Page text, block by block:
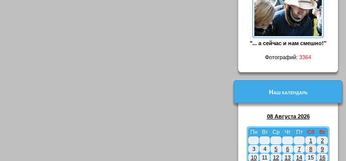
"... а сейчас и нам смешно!"
Фотографий: 3364
Наш календарь
08 Августа 2026
Пн Вт Ср Чт Пт Сб
Вс
1
2
3
4 5 6 7 8
9
10
11 12 13 14 15
16